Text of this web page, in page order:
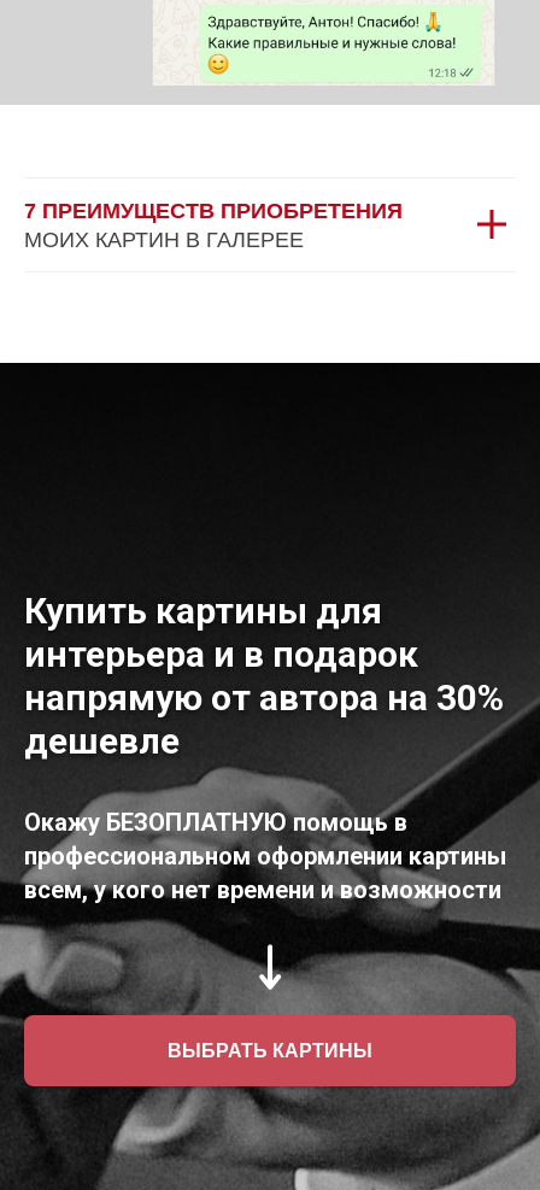
7 ПРЕИМУЩЕСТВ ПРИОБРЕТЕНИЯ
МОИХ КАРТИН В ГАЛЕРЕЕ
Купить картины для
интерьера и в подарок
напрямую от автора на 30%
дешевле
Окажу БЕЗОПЛАТНУЮ помощь в
профессиональном оформлении картины
всем, у кого нет времени и возможности
ВЫБРАТЬ КАРТИНЫ